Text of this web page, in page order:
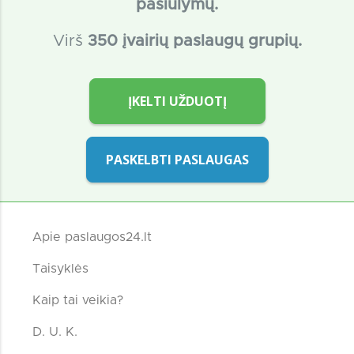
pasiūlymų.
Virš 350 įvairių paslaugų grupių.
ĮKELTI UŽDUOTĮ
PASKELBTI PASLAUGAS
Apie paslaugos24.lt
Taisyklės
Kaip tai veikia?
D. U. K.